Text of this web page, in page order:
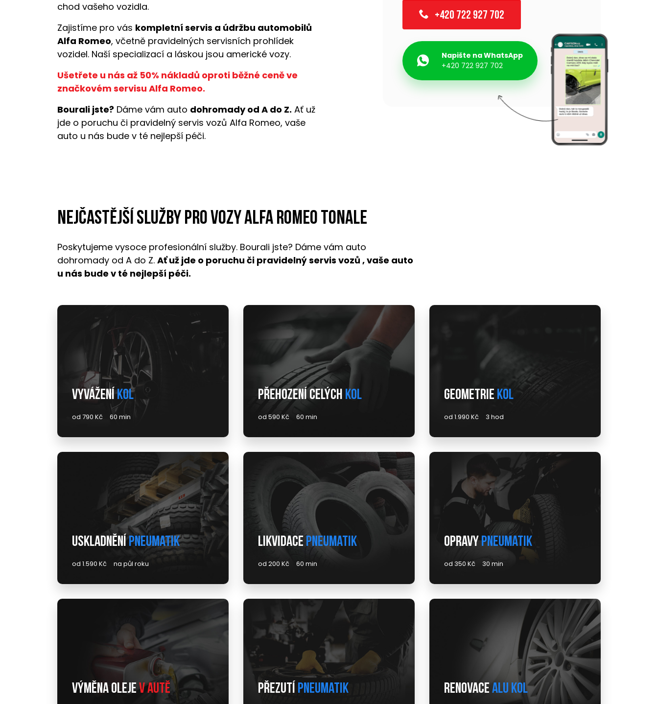
chod vašeho vozidla.
Zajistíme pro vás kompletní servis a údržbu automobilů
Alfa Romeo, včetně pravidelných servisních prohlídek
vozidel. Naší specializací a láskou jsou americké vozy.
Ušetřete u nás až 50% nákladů oproti běžné ceně ve
značkovém servisu Alfa Romeo.
Bourali jste? Dáme vám auto dohromady od A do Z. Ať už
jde o poruchu či pravidelný servis vozů Alfa Romeo, vaše
auto u nás bude v té nejlepší péči.
+420 722 927 702
Napište na WhatsApp
+420 722 927 702
Nejčastější služby pro vozy Alfa Romeo Tonale
Poskytujeme vysoce profesionální služby. Bourali jste? Dáme vám auto
dohromady od A do Z. Ať už jde o poruchu či pravidelný servis vozů , vaše auto
u nás bude v té nejlepší péči.
Vyváženíkol
od 790 Kč 60 min
Přehození celých kol
od 590 Kč 60 min
Geometrie kol
od 1.990 Kč 3 hod
Uskladněnípneumatik
od 1.590 Kč na půl roku
Likvidacepneumatik
od 200 Kč 60 min
Opravypneumatik
od 350 Kč 30 min
Výměna olejev autě Přezutí pneumatik Renovacealu kol